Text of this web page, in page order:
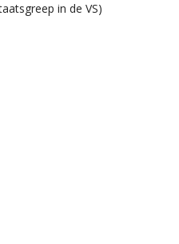
in de VS)